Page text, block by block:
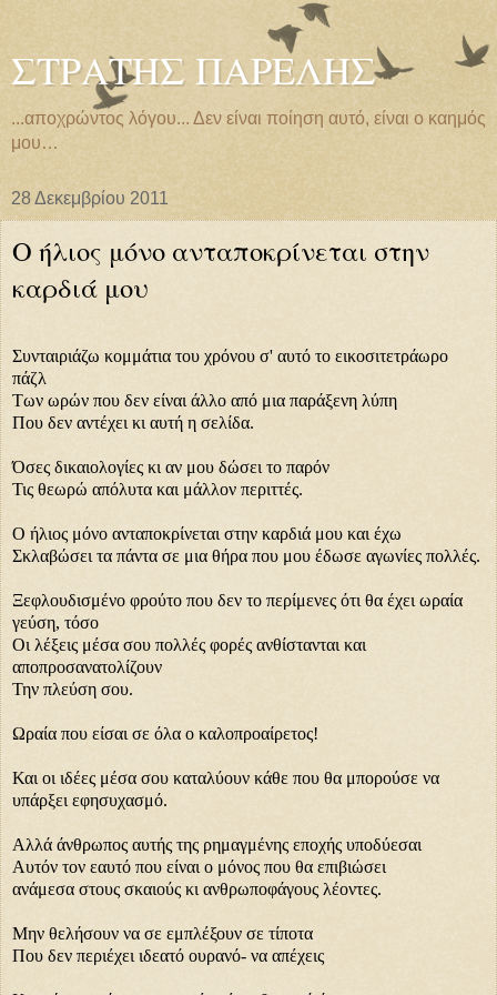
ΣΤΡΑΤΗΣ ΠΑΡΕΛΗΣ
...αποχρώντος λόγου... Δεν είναι ποίηση αυτό, είναι ο καημός
μου…
28 Δεκεμβρίου 2011
Ο ήλιος μόνο ανταποκρίνεται στην
καρδιά μου
Συνταιριάζω κομμάτια του χρόνου σ' αυτό το εικοσιτετράωρο
πάζλ
Των ωρών που δεν είναι άλλο από μια παράξενη λύπη
Που δεν αντέχει κι αυτή η σελίδα.
Όσες δικαιολογίες κι αν μου δώσει το παρόν
Τις θεωρώ απόλυτα και μάλλον περιττές.
Ο ήλιος μόνο ανταποκρίνεται στην καρδιά μου και έχω
Σκλαβώσει τα πάντα σε μια θήρα που μου έδωσε αγωνίες πολλές.
Ξεφλουδισμένο φρούτο που δεν το περίμενες ότι θα έχει ωραία
γεύση, τόσο
Οι λέξεις μέσα σου πολλές φορές ανθίστανται και
αποπροσανατολίζουν
Την πλεύση σου.
Ωραία που είσαι σε όλα ο καλοπροαίρετος!
Και οι ιδέες μέσα σου καταλύουν κάθε που θα μπορούσε να
υπάρξει εφησυχασμό.
Αλλά άνθρωπος αυτής της ρημαγμένης εποχής υποδύεσαι
Αυτόν τον εαυτό που είναι ο μόνος που θα επιβιώσει
ανάμεσα στους σκαιούς κι ανθρωποφάγους λέοντες.
Μην θελήσουν να σε εμπλέξουν σε τίποτα
Που δεν περιέχει ιδεατό ουρανό- να απέχεις